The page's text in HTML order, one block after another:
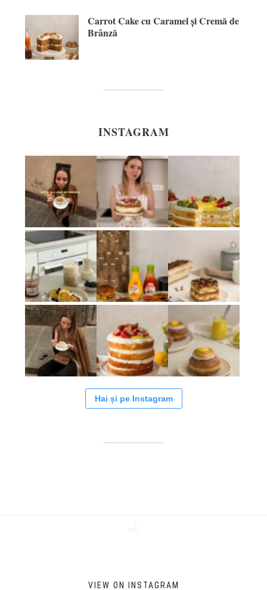
Carrot Cake cu Caramel și Cremă de
Brânză
INSTAGRAM
Hai și pe Instagram
VIEW ON INSTAGRAM